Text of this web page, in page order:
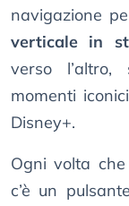
navigazione
verticale in
verso
momenti
Disney+.
Ogni volta
c’è un